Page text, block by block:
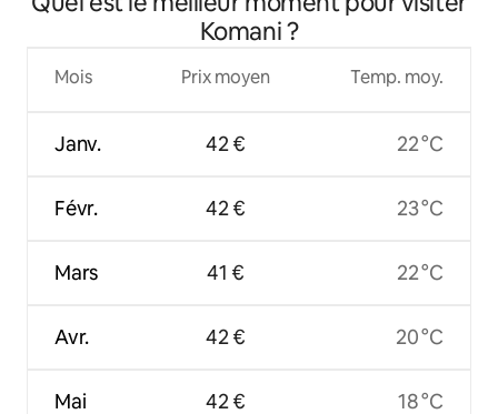
Komani ?
Mois
Janv.
Févr.
Mars
Avr.
Mai
Prix moyen
42 €
42 €
41 €
42 €
42 €
Temp. moy.
22 °C
23 °C
22 °C
20 °C
18 °C